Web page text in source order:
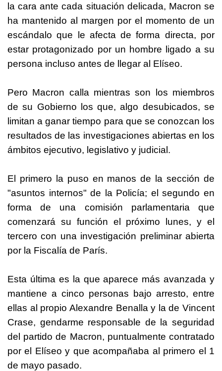
la cara ante cada situación delicada, Macron se
ha mantenido al margen por el momento de un
escándalo que le afecta de forma directa, por
estar protagonizado por un hombre ligado a su
persona incluso antes de llegar al Elíseo.
Pero Macron calla mientras son los miembros
de su Gobierno los que, algo desubicados, se
limitan a ganar tiempo para que se conozcan los
resultados de las investigaciones abiertas en los
ámbitos ejecutivo, legislativo y judicial.
El primero la puso en manos de la sección de
"asuntos internos" de la Policía; el segundo en
forma de una comisión parlamentaria que
comenzará su función el próximo lunes, y el
tercero con una investigación preliminar abierta
por la Fiscalía de París.
Esta última es la que aparece más avanzada y
mantiene a cinco personas bajo arresto, entre
ellas al propio Alexandre Benalla y la de Vincent
Crase, gendarme responsable de la seguridad
del partido de Macron, puntualmente contratado
por el Elíseo y que acompañaba al primero el 1
de mayo pasado.